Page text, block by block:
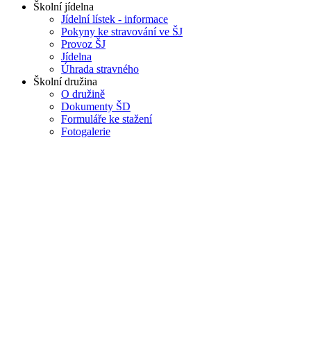
Školní jídelna
Jídelní lístek - informace
Pokyny ke stravování ve ŠJ
Provoz ŠJ
Jídelna
Úhrada stravného
Školní družina
O družině
Dokumenty ŠD
Formuláře ke stažení
Fotogalerie